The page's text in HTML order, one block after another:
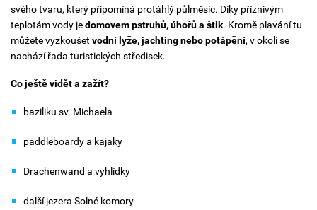
svého tvaru, který připomíná protáhlý půlměsíc. Díky příznivým
teplotám vody jedomovem pstruhů, úhořů a štik. Kromě plavání tu
můžete vyzkoušet vodní lyže, jachting nebo potápění, v okolí se
nachází řada turistických středisek.
Co ještě vidět a zažít?
baziliku sv. Michaela
paddleboardy a kajaky
Drachenwand a vyhlídky
další jezera Solné komory